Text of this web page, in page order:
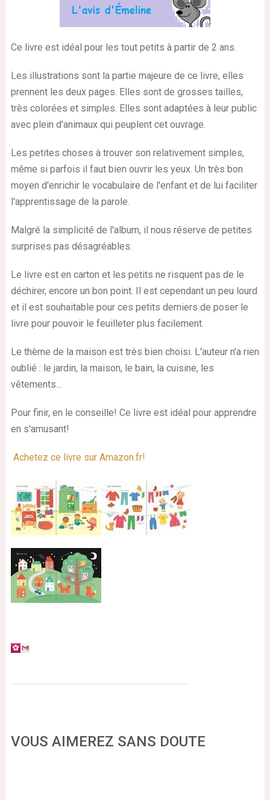
Ce livre est idéal pour les tout petits à partir de 2 ans.
Les illustrations sont la partie majeure de ce livre, elles
prennent les deux pages. Elles sont de grosses tailles,
très colorées et simples. Elles sont adaptées à leur public
avec plein d'animaux qui peuplent cet ouvrage.
Les petites choses à trouver son relativement simples,
même si parfois il faut bien ouvrir les yeux. Un très bon
moyen d'enrichir le vocabulaire de l'enfant et de lui faciliter
l'apprentissage de la parole.
Malgré la simplicité de l'album, il nous réserve de petites
surprises pas désagréables.
Le livre est en carton et les petits ne risquent pas de le
déchirer, encore un bon point. Il est cependant un peu lourd
et il est souhaitable pour ces petits derniers de poser le
livre pour pouvoir le feuilleter plus facilement.
Le thème de la maison est très bien choisi. L'auteur n'a rien
oublié : le jardin, la maison, le bain, la cuisine, les
vêtements...
Pour finir, en le conseille! Ce livre est idéal pour apprendre
en s'amusant!
Achetez ce livre sur Amazon.fr!
VOUS AIMEREZ SANS DOUTE